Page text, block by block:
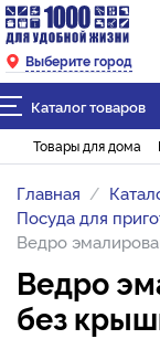
Выберите город
Каталог товаров
Товары для дома
Главная
Посуда для
Ведро
Ведро
без